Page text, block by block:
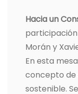
Hacia un
Morán y
En esta
concepto de
sostenible.